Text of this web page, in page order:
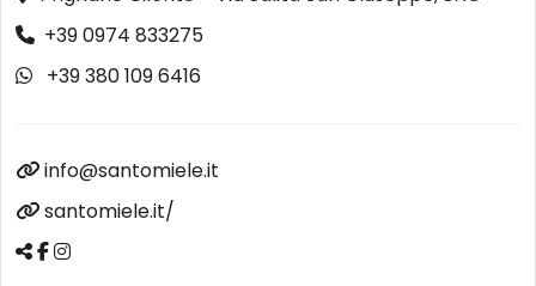
+39 0974 833275
+39 380 109 6416
info@santomiele.it
santomiele.it/